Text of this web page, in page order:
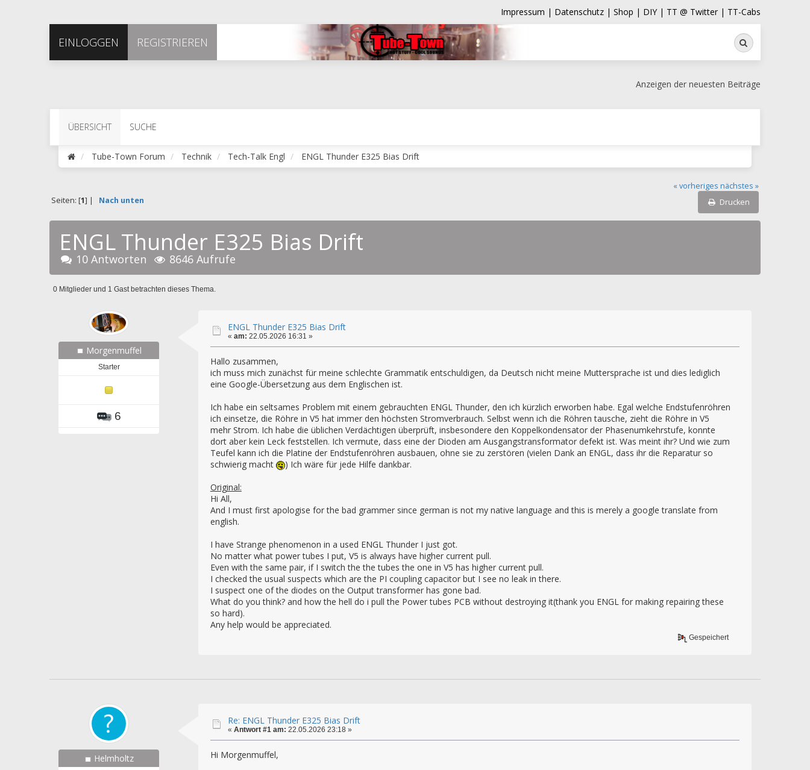
Impressum | Datenschutz | Shop | DIY | TT @ Twitter | TT-Cabs
EINLOGGEN REGISTRIEREN Suche
Anzeigen der neuesten Beiträge
ÜBERSICHT SUCHE
Tube-Town Forum Technik Tech-Talk Engl ENGL Thunder E325 Bias Drift
« vorheriges nächstes »
Drucken
Seiten: [1] | Nach unten
ENGL Thunder E325 Bias Drift
10 Antworten 8646 Aufrufe
0 Mitglieder und 1 Gast betrachten dieses Thema.
Morgenmuffel
Starter
6
ENGL Thunder E325 Bias Drift
« am: 22.05.2026 16:31 »
Hallo zusammen,
ich muss mich zunächst für meine schlechte Grammatik entschuldigen, da Deutsch nicht meine Muttersprache ist und dies lediglich
eine Google-Übersetzung aus dem Englischen ist.
Ich habe ein seltsames Problem mit einem gebrauchten ENGL Thunder, den ich kürzlich erworben habe. Egal welche Endstufenröhren
ich einsetze, die Röhre in V5 hat immer den höchsten Stromverbrauch. Selbst wenn ich die Röhren tausche, zieht die Röhre in V5
mehr Strom. Ich habe die üblichen Verdächtigen überprüft, insbesondere den Koppelkondensator der Phasenumkehrstufe, konnte
dort aber kein Leck feststellen. Ich vermute, dass eine der Dioden am Ausgangstransformator defekt ist. Was meint ihr? Und wie zum
Teufel kann ich die Platine der Endstufenröhren ausbauen, ohne sie zu zerstören (vielen Dank an ENGL, dass ihr die Reparatur so
schwierig macht
) Ich wäre für jede Hilfe dankbar.
Original:
Hi All,
And I must first apologise for the bad grammer since german is not my native language and this is merely a google translate from
english.
I have Strange phenomenon in a used ENGL Thunder I just got.
No matter what power tubes I put, V5 is always have higher current pull.
Even with the same pair, if I switch the the tubes the one in V5 has higher current pull.
I checked the usual suspects which are the PI coupling capacitor but I see no leak in there.
I suspect one of the diodes on the Output transformer has gone bad.
What do you think? and how the hell do i pull the Power tubes PCB without destroying it(thank you ENGL for making repairing these
so hard).
Any help would be appreciated.
Gespeichert
Helmholtz
Re: ENGL Thunder E325 Bias Drift
« Antwort #1 am: 22.05.2026 23:18 »
Hi Morgenmuffel,